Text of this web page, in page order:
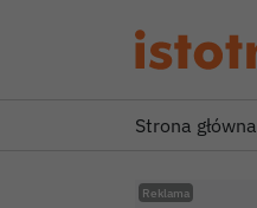
Strona główna